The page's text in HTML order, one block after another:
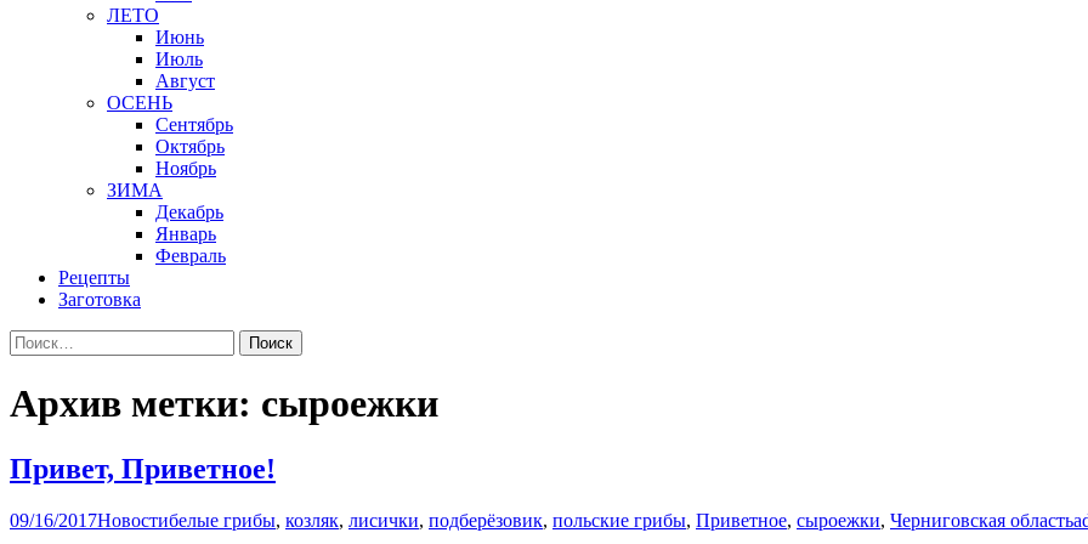
ЛЕТО
Июнь
Июль
Август
ОСЕНЬ
Сентябрь
Октябрь
Ноябрь
ЗИМА
Декабрь
Январь
Февраль
Рецепты
Заготовка
Найти:
Архив метки: сыроежки
Привет, Приветное!
09/16/2017Новостибелые грибы, козляк, лисички, подберёзовик, польские грибы, Приветное, сыроежки, Черниговская область